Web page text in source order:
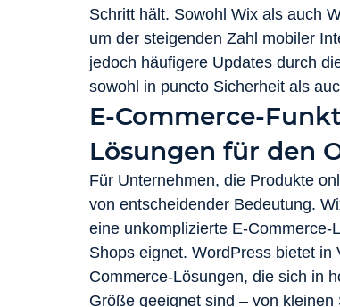
Schritt hält. Sowohl Wix als auch
um der steigenden Zahl mobiler
jedoch häufigere Updates durch
sowohl in puncto Sicherheit als
E-Commerce-
Lösungen für den
Für Unternehmen, die Produkte
von entscheidender Bedeutung.
eine unkomplizierte E-
Shops eignet. WordPress bietet
Commerce-Lösungen, die sich in
Größe geeignet sind – von